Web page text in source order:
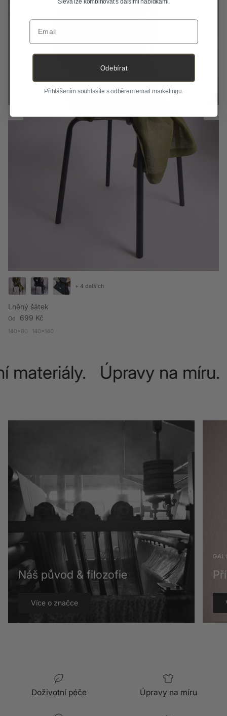
Lněný šátek
Běžná cena
Od 699 Kč
140x80 140x140
+ 4 dalších
materiály. Úpravy na
Náš původ & filozofie
Více o značce
Doživotní péče Úpravy na míru
Sleva lze kombinovat s dalšími nabídkami.
Email
Odebírat
Přihlášením souhlasíte s odběrem email marketingu.